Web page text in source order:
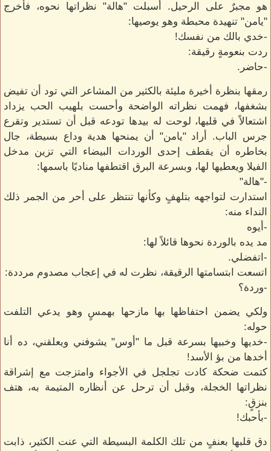
هو مجبرٌ على الرحيل. أسبلت "هالة" نظراتها نحوه، فأخرج
"يامن" تنهيدة محبطة وهو يوصيها:
-خدي بالك من نفسك!
ردت بنعومةٍ رقيقة:
-حاضر.
رمقها بنظرة أخيرة مليئة بالكثير من المشاعر التي تود أن تفيض
بشغفها، فهمت نظراته الواضحة وأحست بلهيب الحب يزداد
اشتعالاً في قلبها، لوحت له بيدها تودعه قبل أن تستدير وتقرع
جرس الباب. أراد "يامن" أن يمنحها هدية وداع بسيطة، جال
بخاطره أن يقطف إحدى الوردات البيضاء التي تزين مدخل
الفيلا ويعطيها لها، وبسرعة البرق اقتطفها مناديًا باسمها:
-"هالة"
استدارت لتواجهه بتلهفٍ وكأنها تنتظر على أحر من الجمر ذلك
النداء منه:
-أيوه
مد يده بالوردة نحوها قائلاً لها:
-اتفضلي.
اتسعت ابتسامتها الرقيقة، نظرت له في إعجاب مصدوم مرددة:
-وردة؟
ولكي يضمن احتفاظها بها مازحها بهمسٍ وهو يدعي التلفت
حوله:
-خديها وخبيها بسرعة قبل ما "أوس" يشوفني ويعلقني، ده أنا
أخدها من بؤ الأسد!
كتمت ضحكة كادت تجلجل في الأجواء وامتزجت مع إشراقة
نظراتها الخجلة، وقبل أن ترحل عن أنظاره المتيمة به، هتف
بنزقٍ:
-بأحبك!
دق قلبها بعنفٍ من تلك الكلمة البسيطة التي عنت الكثير، ذابت